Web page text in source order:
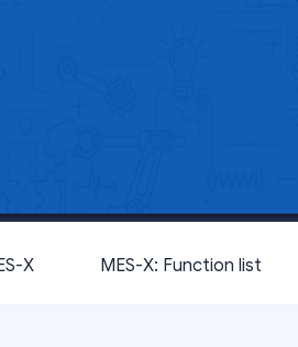
X MES-X: Function list